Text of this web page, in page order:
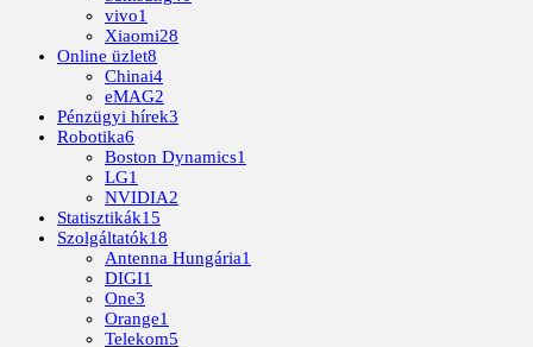
vivo1
Xiaomi28
Online üzlet8
Chinai4
eMAG2
Pénzügyi hírek3
Robotika6
Boston Dynamics1
LG1
NVIDIA2
Statisztikák15
Szolgáltatók18
Antenna Hungária1
DIGI1
One3
Orange1
Telekom5